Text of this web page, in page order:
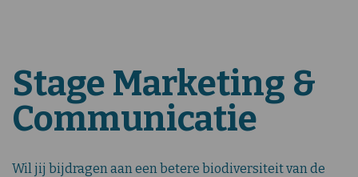
Stage Marketing &
Communicatie
Wil jij bijdragen aan een betere biodiversiteit van de